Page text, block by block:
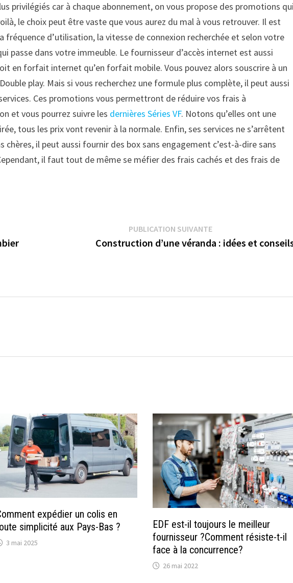
privilégiés car à chaque abonnement, on vous propose des promotions qui
le choix peut être vaste que vous aurez du mal à vous retrouver. Il est
fréquence d’utilisation, la vitesse de connexion recherchée et selon votre
passe dans votre immeuble. Le fournisseur d’accès internet est aussi
en forfait internet qu’en forfait mobile. Vous pouvez alors souscrire à un
play. Mais si vous recherchez une formule plus complète, il peut aussi
Ces promotions vous permettront de réduire vos frais à
et vous pourrez suivre les dernières Séries VF. Notons qu’elles ont une
tous les prix vont revenir à la normale. Enfin, ses services ne s’arrêtent
chères, il peut aussi fournir des box sans engagement c’est-à-dire sans
il faut tout de même se méfier des frais cachés et des frais de
PUBLICATION SUIVANTE
Construction d’une véranda : idées et
expédier un colis en
simplicité aux Pays-Bas ?
3 mai 2025
EDF est-il toujours le meilleur
fournisseur ?Comment résiste-t-il
face à la concurrence?
26 mai 2022